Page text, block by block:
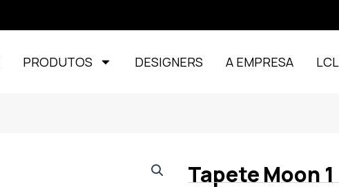
PRODUTOS DESIGNERS A EMPRESA
Tapete Moon 1